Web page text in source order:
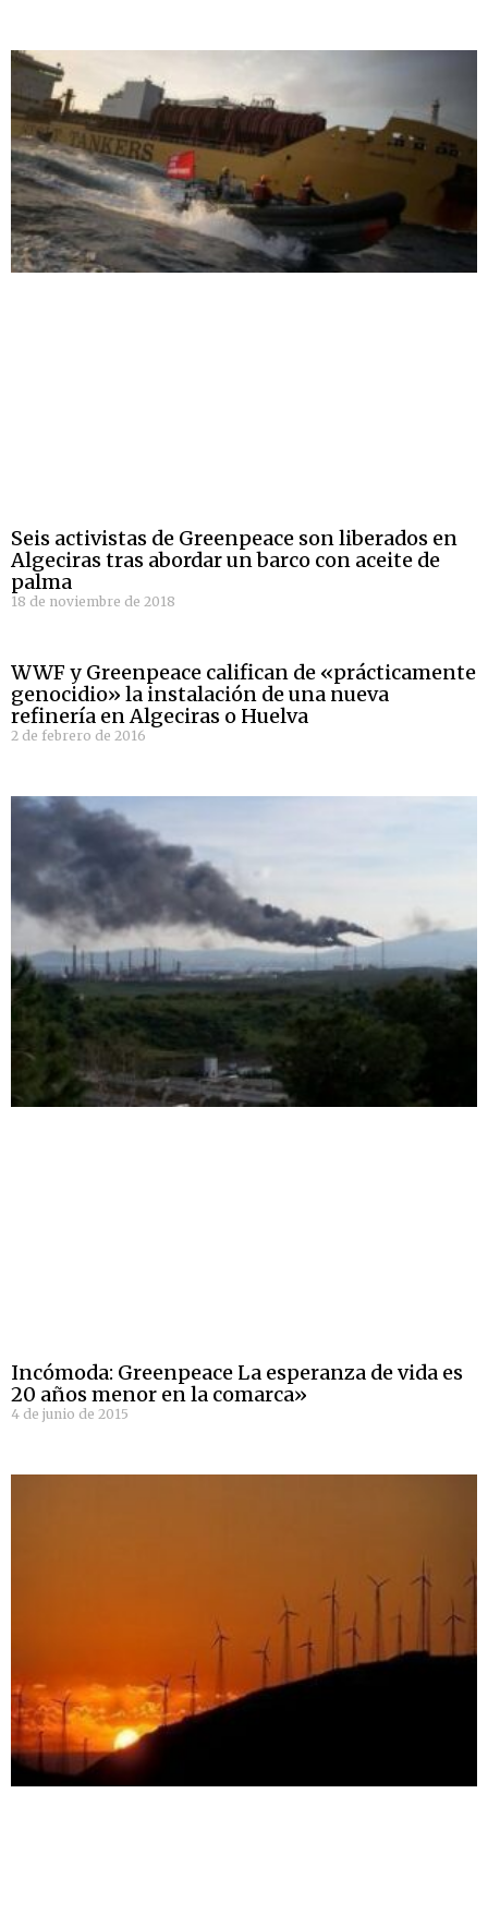
Seis activistas de Greenpeace son liberados en
Algeciras tras abordar un barco con aceite de
palma
18 de noviembre de 2018
WWF y Greenpeace califican de «prácticamente
genocidio» la instalación de una nueva
refinería en Algeciras o Huelva
2 de febrero de 2016
Incómoda: Greenpeace La esperanza de vida es
20 años menor en la comarca»
4 de junio de 2015